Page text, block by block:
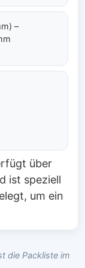
–
über
ist speziell
um ein
die Packliste im